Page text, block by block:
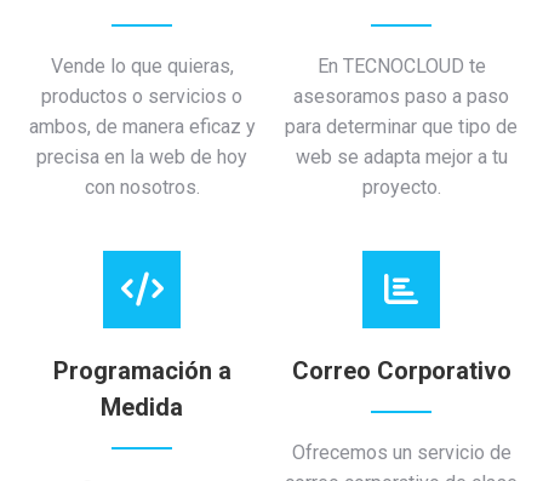
Vende lo que quieras,
productos o servicios o
ambos, de manera eficaz y
precisa en la web de hoy
con nosotros.
En TECNOCLOUD te
asesoramos paso a paso
para determinar que tipo de
web se adapta mejor a tu
proyecto.
Programación a
Medida
Correo Corporativo
Ofrecemos un servicio de